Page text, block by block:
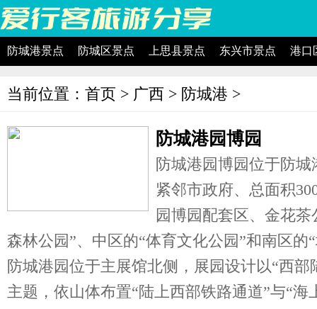
防城港景点 防城区景点 上思县景点 东兴市景点 港口
当前位置： 首页 > 广西 > 防城港 >
防城港园博园
防城港园博园位于防
紧邻市政府、总面积
园博园配套区、金花
森林公园”、中区的“体育文化公园”和南区的
防城港园位于主展馆北侧，展园设计以“西
主题，依山体布置“陆上西部铁路通道”与“海